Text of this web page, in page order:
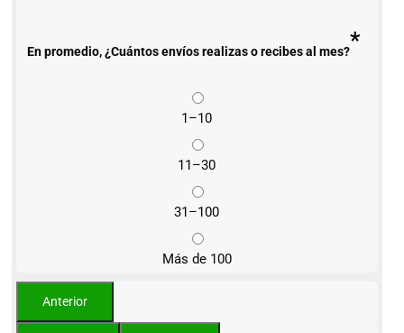
En promedio, ¿Cuántos envíos realizas o recibes al mes?*
1–10
11–30
31–100
Más de 100